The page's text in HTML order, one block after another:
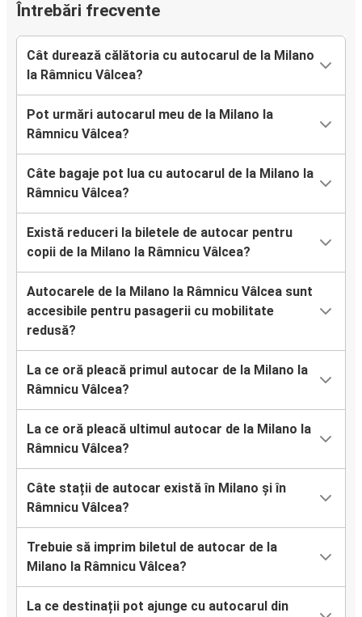
Întrebări frecvente
Cât durează călătoria cu autocarul de la Milano
la Râmnicu Vâlcea?
Pot urmări autocarul meu de la Milano la
Râmnicu Vâlcea?
Câte bagaje pot lua cu autocarul de la Milano la
Râmnicu Vâlcea?
Există reduceri la biletele de autocar pentru
copii de la Milano la Râmnicu Vâlcea?
Autocarele de la Milano la Râmnicu Vâlcea sunt
accesibile pentru pasagerii cu mobilitate
redusă?
La ce oră pleacă primul autocar de la Milano la
Râmnicu Vâlcea?
La ce oră pleacă ultimul autocar de la Milano la
Râmnicu Vâlcea?
Câte stații de autocar există în Milano și în
Râmnicu Vâlcea?
Trebuie să imprim biletul de autocar de la
Milano la Râmnicu Vâlcea?
La ce destinații pot ajunge cu autocarul din